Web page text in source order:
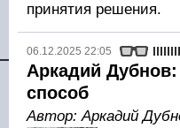
принятия решения.
06.12.2025 22:05
Аркадий Дубнов:
способ
Автор:Аркадий